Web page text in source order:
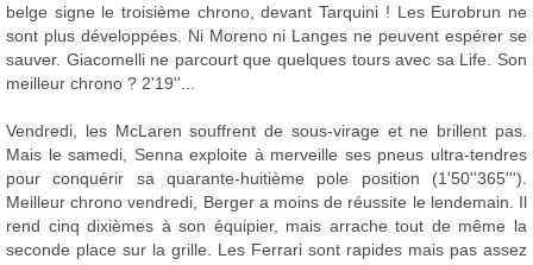
belge signe le troisième chrono, devant Tarquini ! Les Eurobrun ne
sont plus développées. Ni Moreno ni Langes ne peuvent espérer se
sauver. Giacomelli ne parcourt que quelques tours avec sa Life. Son
meilleur chrono ? 2'19''...
Vendredi, les McLaren souffrent de sous-virage et ne brillent pas.
Mais le samedi, Senna exploite à merveille ses pneus ultra-tendres
pour conquérir sa quarante-huitième pole position (1'50''365''').
Meilleur chrono vendredi, Berger a moins de réussite le lendemain. Il
rend cinq dixièmes à son équipier, mais arrache tout de même la
seconde place sur la grille. Les Ferrari sont rapides mais pas assez